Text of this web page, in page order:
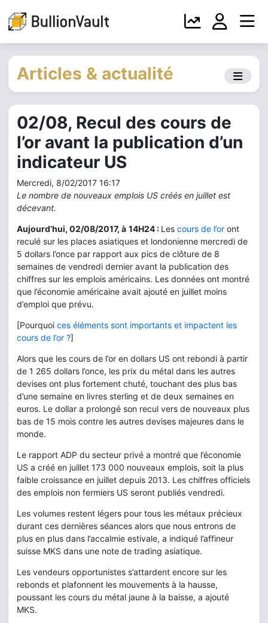
Articles & actualité
02/08, Recul des cours de
l’or avant la publication d’un
indicateur US
Mercredi, 8/02/2017 16:17
Le nombre de nouveaux emplois US créés en juillet est
décevant.
Aujourd’hui, 02/08/2017, à 14H24 : Les cours de l’or ont
reculé sur les places asiatiques et londonienne mercredi de
5 dollars l’once par rapport aux pics de clôture de 8
semaines de vendredi dernier avant la publication des
chiffres sur les emplois américains. Les données ont montré
que l’économie américaine avait ajouté en juillet moins
d’emploi que prévu.
[Pourquoi ces éléments sont importants et impactent les
cours de l’or ?]
Alors que les cours de l’or en dollars US ont rebondi à partir
de 1 265 dollars l’once, les prix du métal dans les autres
devises ont plus fortement chuté, touchant des plus bas
d’une semaine en livres sterling et de deux semaines en
euros. Le dollar a prolongé son recul vers de nouveaux plus
bas de 15 mois contre les autres devises majeures dans le
monde.
Le rapport ADP du secteur privé a montré que l’économie
US a créé en juillet 173 000 nouveaux emplois, soit la plus
faible croissance en juillet depuis 2013. Les chiffres officiels
des emplois non fermiers US seront publiés vendredi.
Les volumes restent légers pour tous les métaux précieux
durant ces dernières séances alors que nous entrons de
plus en plus dans l’accalmie estivale, a indiqué l’affineur
suisse MKS dans une note de trading asiatique.
Les vendeurs opportunistes s’attardent encore sur les
rebonds et plafonnent les mouvements à la hausse,
poussant les cours du métal jaune à la baisse, a ajouté
MKS.